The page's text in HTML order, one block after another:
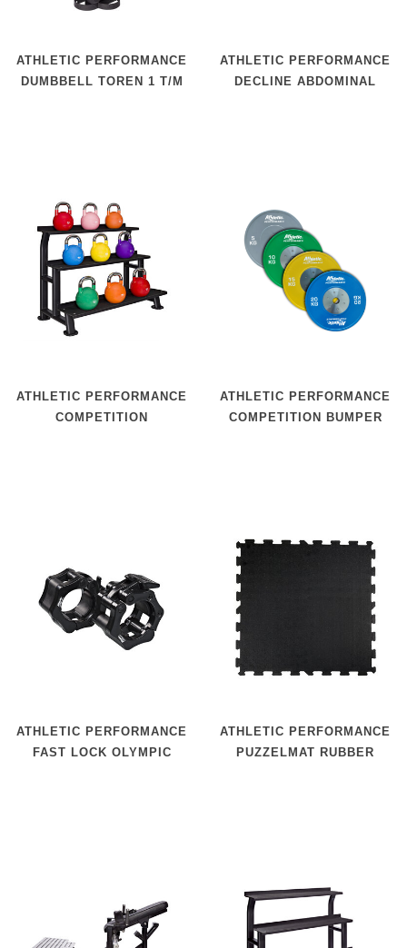
ATHLETIC PERFORMANCE
DUMBBELL TOREN 1 T/M
ATHLETIC PERFORMANCE
DECLINE ABDOMINAL
ATHLETIC PERFORMANCE
COMPETITION
ATHLETIC PERFORMANCE
COMPETITION BUMPER
ATHLETIC PERFORMANCE
FAST LOCK OLYMPIC
ATHLETIC PERFORMANCE
PUZZELMAT RUBBER